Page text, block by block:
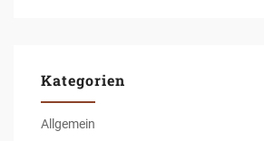
Kategorien
Allgemein